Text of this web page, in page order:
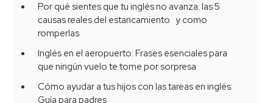
Por qué sientes que tu inglés no avanza: las 5
causas reales del estancamiento y como
romperlas
Inglés en el aeropuerto: Frases esenciales para
que ningún vuelo te tome por sorpresa
Cómo ayudar a tus hijos con las tareas en inglés:
Guía para padres